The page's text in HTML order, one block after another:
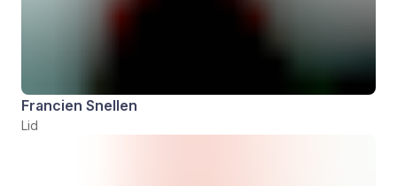
Francien Snellen
Lid